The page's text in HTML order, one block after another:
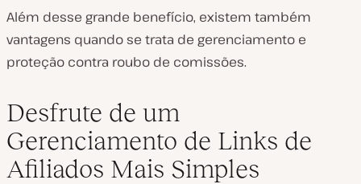
Além desse grande benefício, existem também
vantagens quando se trata de gerenciamento e
proteção contra roubo de comissões.
Desfrute de um
Gerenciamento de Links de
Afiliados Mais Simples